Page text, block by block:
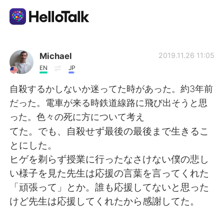
Language Exchange App
AI Grammar Checker
English
简体中文
Español العربية
Français Deutsch
Michael
EN JP
2019.11.26 11:05
自殺するかしないか迷ってた時があった。約3年前
だった。電車が来る時鉄道線路に飛び出そうと思
った。色々の死に方について考え
てた。でも、自殺せず最後の最後まで生きるこ
とにした。
ヒゲを剃らず授業に行ったなさけない僕の悲し
い様子を見た先生は応援の言葉を言ってくれた
「頑張って」とか。誰も応援してないと思った
けど先生は応援してくれたから感謝してた。